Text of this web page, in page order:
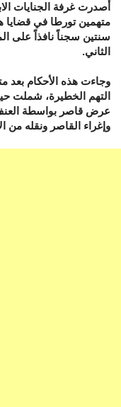
أصدرت غرفة الجنايات
متهمين تورطا في
سنتين سجناً نافذاً على
الثاني.
وجاءت هذه الأحكام بعد
التهم الخطيرة، شملت
عرض قاصر بواسطة
وإغراء القاصر ونقله